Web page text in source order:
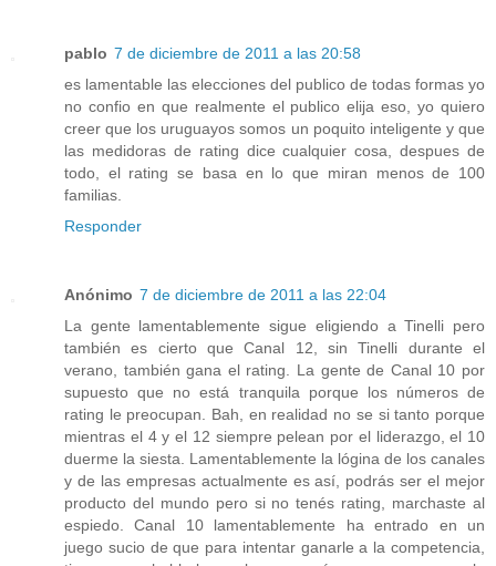
pablo 7 de diciembre de 2011 a las 20:58
es lamentable las elecciones del publico de todas formas yo
no confio en que realmente el publico elija eso, yo quiero
creer que los uruguayos somos un poquito inteligente y que
las medidoras de rating dice cualquier cosa, despues de
todo, el rating se basa en lo que miran menos de 100
familias.
Responder
Anónimo 7 de diciembre de 2011 a las 22:04
La gente lamentablemente sigue eligiendo a Tinelli pero
también es cierto que Canal 12, sin Tinelli durante el
verano, también gana el rating. La gente de Canal 10 por
supuesto que no está tranquila porque los números de
rating le preocupan. Bah, en realidad no se si tanto porque
mientras el 4 y el 12 siempre pelean por el liderazgo, el 10
duerme la siesta. Lamentablemente la lógina de los canales
y de las empresas actualmente es así, podrás ser el mejor
producto del mundo pero si no tenés rating, marchaste al
espiedo. Canal 10 lamentablemente ha entrado en un
juego sucio de que para intentar ganarle a la competencia,